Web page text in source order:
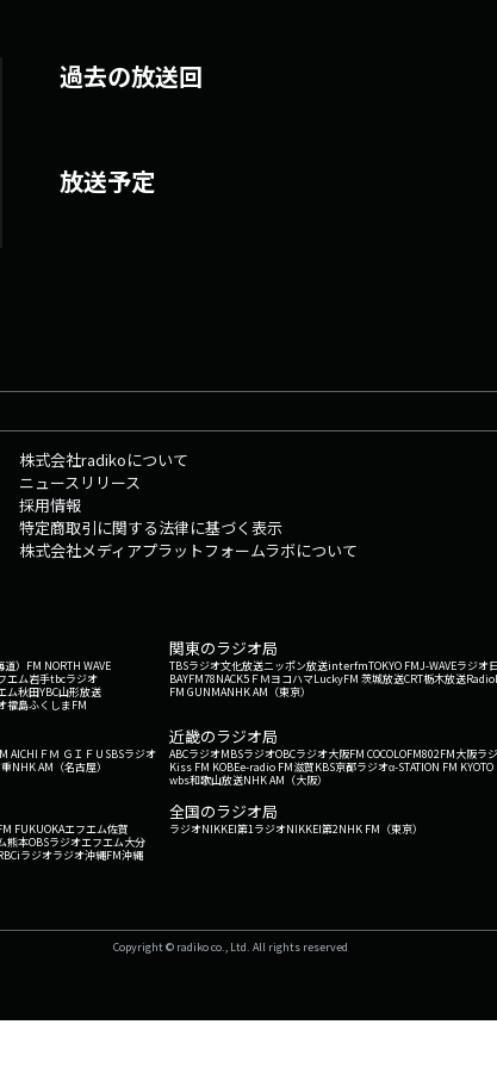
過去の放送回
放送予定
株式会社radikoについて
ニュースリリース
採用情報
特定商取引に関する法律に基づく表示
株式会社メディアプラットフォームラボについて
） FM NORTH WAVE
エム岩手tbcラジオ
ム秋田YBC山形放送
福島ふくしまFM
関東のラジオ局
TBSラジオ文化放送ニッポン放送interfmTOKYO FMJ-WAVEラジオ
BAYFM78NACK5 ＦＭヨコハマLuckyFM 茨城放送CRT栃木放送
FM GUNMANHK AM（東京）
AICHI ＦＭ ＧＩＦＵ SBSラジオ
NHK AM（名古屋）
近畿のラジオ局
ABCラジオMBSラジオOBCラジオ大阪FM COCOLOFM802FM大阪ラ
Kiss FM KOBEe-radio FM滋賀KBS京都ラジオα-STATION FM KYOTO
wbs和歌山放送NHK AM（大阪）
FUKUOKAエフエム佐賀
熊本OBSラジオエフエム大分
ラジオラジオ沖縄FM沖縄
全国のラジオ局
ラジオNIKKEI第1ラジオNIKKEI第2NHK FM（東京）
Copyright © radiko co., Ltd. All rights reserved